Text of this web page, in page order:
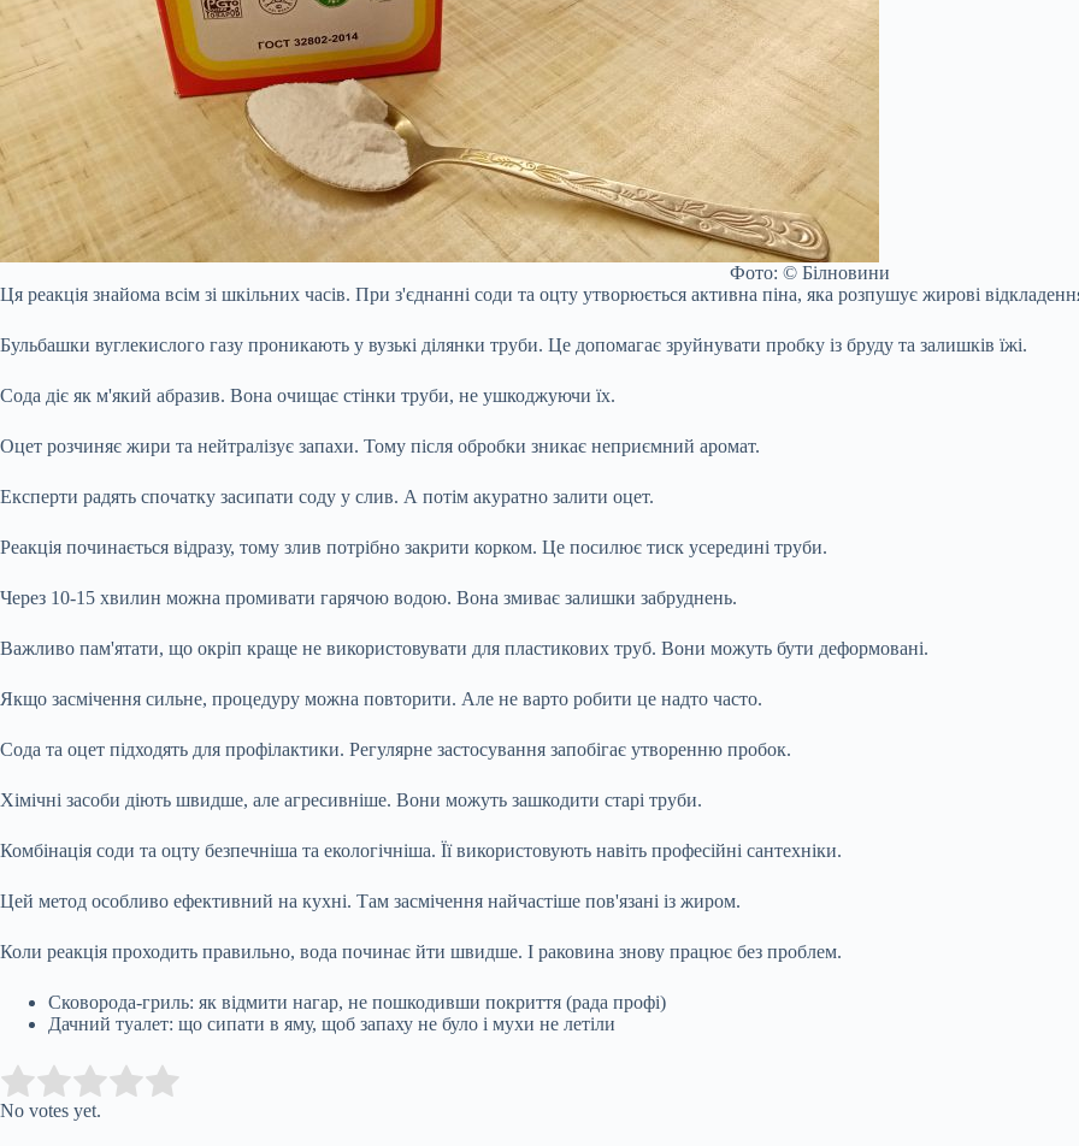
Фото: © Білновини
Ця реакція знайома всім зі шкільних часів. При з'єднанні соди та оцту утворюється активна піна, яка розпушує жирові
Бульбашки вуглекислого газу проникають у вузькі ділянки труби. Це допомагає зруйнувати пробку із бруду та залишків їжі.
Сода діє як м'який абразив. Вона очищає стінки труби, не ушкоджуючи їх.
Оцет розчиняє жири та нейтралізує запахи. Тому після обробки зникає неприємний аромат.
Експерти радять спочатку засипати соду у слив. А потім акуратно залити оцет.
Реакція починається відразу, тому злив потрібно закрити корком. Це посилює тиск усередині труби.
Через 10-15 хвилин можна промивати гарячою водою. Вона змиває залишки забруднень.
Важливо пам'ятати, що окріп краще не використовувати для пластикових труб. Вони можуть бути деформовані.
Якщо засмічення сильне, процедуру можна повторити. Але не варто робити це надто часто.
Сода та оцет підходять для профілактики. Регулярне застосування запобігає утворенню пробок.
Хімічні засоби діють швидше, але агресивніше. Вони можуть зашкодити старі труби.
Комбінація соди та оцту безпечніша та екологічніша. Її використовують навіть професійні сантехніки.
Цей метод особливо ефективний на кухні. Там засмічення найчастіше пов'язані із жиром.
Коли реакція проходить правильно, вода починає йти швидше. І раковина знову працює без проблем.
Сковорода-гриль: як відмити нагар, не пошкодивши покриття (рада профі)
Дачний туалет: що сипати в яму, щоб запаху не було і мухи не летіли
Rate this item:
No votes yet.